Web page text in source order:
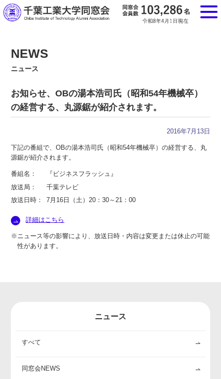
NEWS
ニュース
お知らせ、OBの湯本浩司氏（昭和54年機械卒）
の経営する、丸源鋸が紹介されます。
2016年7月13日
下記の番組で、OBの湯本浩司氏（昭和54年機械卒）の経営する、丸
源鋸が紹介されます。
番組名：
『ビジネスフラッシュ』
放送局：
千葉テレビ
放送日時：
7月16日（土）20：30～21：00
詳細はこちら
※ニュース等の影響により、放送日時・内容は変更または休止の可能
性があります。
ニュース
すべて
同窓会NEWS